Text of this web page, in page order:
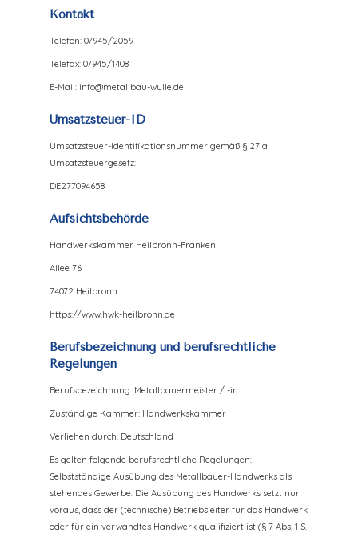
Kontakt
Telefon: 07945/2059
Telefax: 07945/1408
E-Mail: info@metallbau-wulle.de
Umsatzsteuer-ID
Umsatzsteuer-Identifikationsnummer gemäß § 27 a
Umsatzsteuergesetz:
DE277094658
Aufsichtsbehörde
Handwerkskammer Heilbronn-Franken
Allee 76
74072 Heilbronn
https://www.hwk-heilbronn.de
Berufsbezeichnung und berufsrechtliche
Regelungen
Berufsbezeichnung: Metallbauermeister / -in
Zuständige Kammer: Handwerkskammer
Verliehen durch: Deutschland
Es gelten folgende berufsrechtliche Regelungen:
Selbstständige Ausübung des Metallbauer-Handwerks als
stehendes Gewerbe. Die Ausübung des Handwerks setzt nur
voraus, dass der (technische) Betriebsleiter für das Handwerk
oder für ein verwandtes Handwerk qualifiziert ist (§ 7 Abs. 1 S.